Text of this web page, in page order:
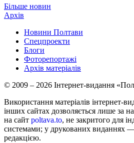
Більше новин
Архів
Новини Полтави
Спецпроекти
Блоги
Фоторепортажі
Архів матеріалів
© 2009 – 2026 Інтернет-видання
Використання матеріалів інтернет-
інших сайтах дозволяється лише за
на сайт poltava.to, не закритого для
системами; у друкованих виданнях
редакцією.